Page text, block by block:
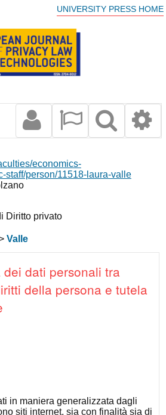
UNIVERSITY PRESS HOME
economics-
staff/person/11518-laura-valle
Diritto privato
Valle
dati personali tra
della persona e tutela
in maniera generalizzata dagli
siti internet, sia con finalità sia di